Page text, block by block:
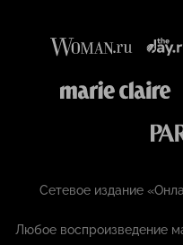
Сетевое издание
Любое воспроизведение